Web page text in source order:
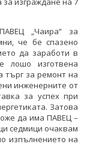
„Чаира“ за
че бе спазено
да заработи в
лошо изготвена
търг за ремонт на
инженерните от
за успех при
Затова
да има ПАВЕЦ –
седмици очаквам
изпълнението на